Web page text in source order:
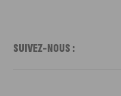
SUIVEZ-NOUS :